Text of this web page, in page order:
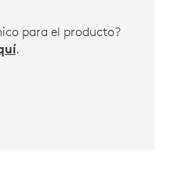
para el producto?
.